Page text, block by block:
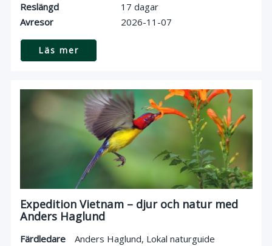
Reslängd
17 dagar
Avresor
2026-11-07
Läs mer
Expedition Vietnam – djur och natur med
Anders Haglund
Färdledare Anders Haglund, Lokal naturguide